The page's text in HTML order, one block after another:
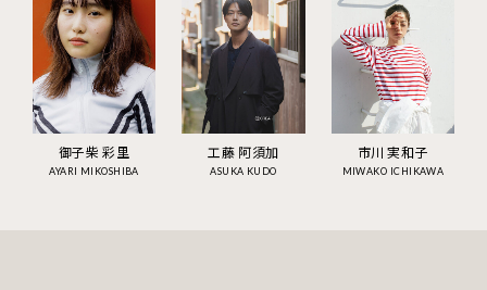
御子柴 彩里
AYARI MIKOSHIBA
工藤 阿須加
ASUKA KUDO
市川 実和子
MIWAKO ICHIKAWA